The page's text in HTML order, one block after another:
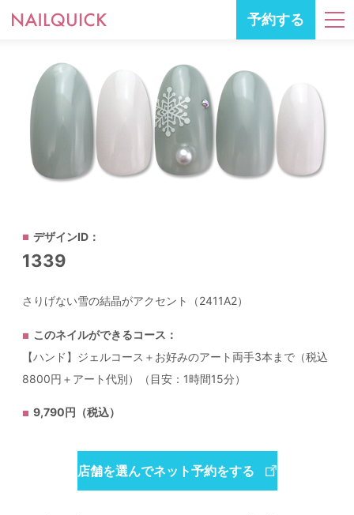
予約する
デザインID：
1339
さりげない雪の結晶がアクセント（2411A2）
このネイルができるコース：
【ハンド】ジェルコース＋お好みのアート両手3本まで（税込
8800円＋アート代別）（目安：1時間15分）
9,790円（税込）
店舗を選んでネット予約をする